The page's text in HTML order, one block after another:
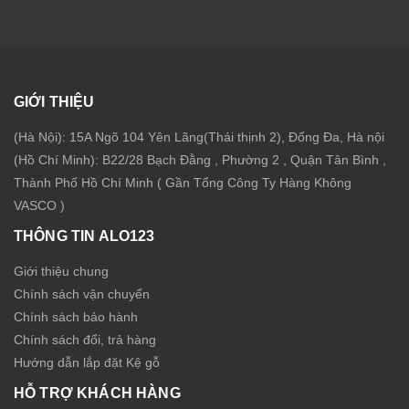
GIỚI THIỆU
(Hà Nội): 15A Ngõ 104 Yên Lãng(Thái thịnh 2), Đống Đa, Hà nội
(Hồ Chí Minh): B22/28 Bạch Đằng , Phường 2 , Quận Tân Bình ,
Thành Phố Hồ Chí Minh ( Gần Tổng Công Ty Hàng Không
VASCO )
THÔNG TIN ALO123
Giới thiệu chung
Chính sách vận chuyển
Chính sách bảo hành
Chính sách đổi, trả hàng
Hướng dẫn lắp đặt Kệ gỗ
HỖ TRỢ KHÁCH HÀNG